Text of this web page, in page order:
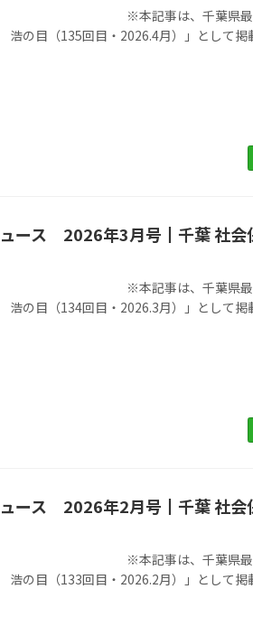
県最大の建
の目（135回目・2026.4月）」として掲
ュース 2026年3月号┃千葉 社会
県最大の建
の目（134回目・2026.3月）」として掲
ュース 2026年2月号┃千葉 社会
県最大の建
の目（133回目・2026.2月）」として掲